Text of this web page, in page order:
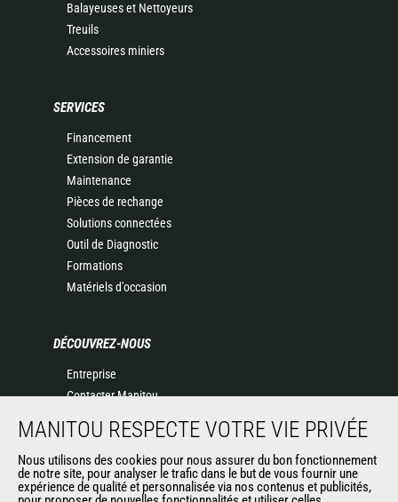
Balayeuses et Nettoyeurs
Treuils
Accessoires miniers
SERVICES
Financement
Extension de garantie
Maintenance
Pièces de rechange
Solutions connectées
Outil de Diagnostic
Formations
Matériels d'occasion
DÉCOUVREZ-NOUS
Entreprise
Contacter Manitou
Politique de protection des données
Evénements
Actualités
MANITOU RESPECTE VOTRE VIE PRIVÉE
Nous utilisons des cookies pour nous assurer du bon fonctionnement
de notre site, pour analyser le trafic dans le but de vous fournir une
expérience de qualité et personnalisée via nos contenus et publicités,